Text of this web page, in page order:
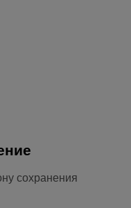
сохранения